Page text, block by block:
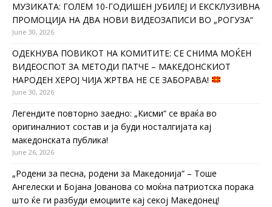
МУЗИКАТА: ГОЛЕМ 10-ГОДИШЕН ЈУБИЛЕЈ И ЕКСКЛУЗИВНА
ПРОМОЦИЈА НА ДВА НОВИ ВИДЕОЗАПИСИ ВО „РОГУЗА“
June 30, 2026
ОДЕКНУВА ПОВИКОТ НА КОМИТИТЕ: СЕ СНИМА МОЌЕН
ВИДЕОСПОТ ЗА МЕТОДИ ПАТЧЕ – МАКЕДОНСКИОТ
НАРОДЕН ХЕРОЈ ЧИЈА ЖРТВА НЕ СЕ ЗАБОРАВА!
June 30, 2026
Легендите повторно заедно: „Кисми“ се враќа во
оригиналниот состав и ја буди носталгијата кај
македонската публика!
June 26, 2026
„Родени за песна, родени за Македонија“ – Тоше
Ангелески и Бојана Јованова со моќна патриотска порака
што ќе ги разбуди емоциите кај секој Македонец!